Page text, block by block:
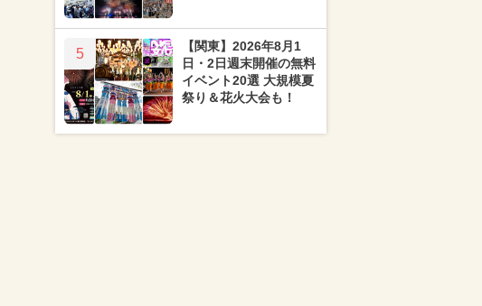
5
【関東】2026年8月1
日・2日週末開催の無料
イベント20選 大規模夏
祭り＆花火大会も！